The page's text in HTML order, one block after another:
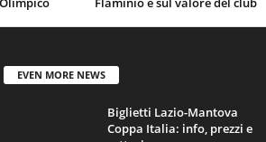
EVEN MORE NEWS
Biglietti Lazio-Mantova
Coppa Italia: info, prezzi e